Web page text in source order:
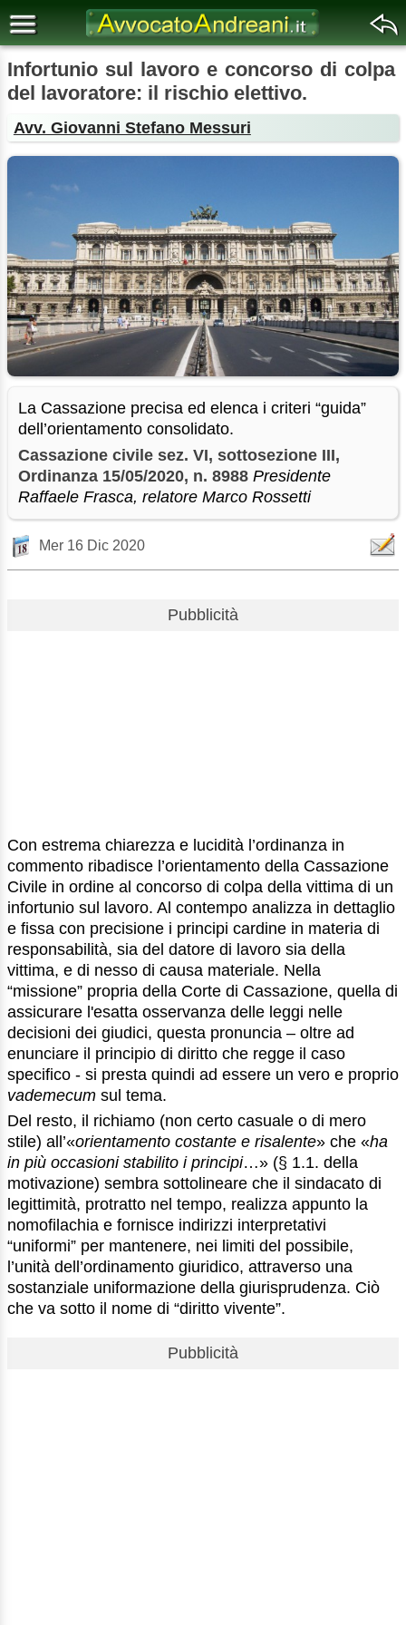
Infortunio sul lavoro e concorso di colpa
del lavoratore: il rischio elettivo.
Avv. Giovanni Stefano Messuri
La Cassazione precisa ed elenca i criteri “guida”
dell’orientamento consolidato.
Cassazione civile sez. VI, sottosezione III,
Ordinanza 15/05/2020, n. 8988 Presidente
Raffaele Frasca, relatore Marco Rossetti
Mer 16 Dic 2020
Pubblicità
Con estrema chiarezza e lucidità l’ordinanza in
commento ribadisce l’orientamento della Cassazione
Civile in ordine al concorso di colpa della vittima di un
infortunio sul lavoro. Al contempo analizza in dettaglio
e fissa con precisione i principi cardine in materia di
responsabilità, sia del datore di lavoro sia della
vittima, e di nesso di causa materiale. Nella
“missione” propria della Corte di Cassazione, quella di
assicurare l'esatta osservanza delle leggi nelle
decisioni dei giudici, questa pronuncia – oltre ad
enunciare il principio di diritto che regge il caso
specifico - si presta quindi ad essere un vero e proprio
vademecum sul tema.
Del resto, il richiamo (non certo casuale o di mero
stile) all’«orientamento costante e risalente» che «ha
in più occasioni stabilito i principi…» (§ 1.1. della
motivazione) sembra sottolineare che il sindacato di
legittimità, protratto nel tempo, realizza appunto la
nomofilachia e fornisce indirizzi interpretativi
“uniformi” per mantenere, nei limiti del possibile,
l’unità dell’ordinamento giuridico, attraverso una
sostanziale uniformazione della giurisprudenza. Ciò
che va sotto il nome di “diritto vivente”.
Pubblicità